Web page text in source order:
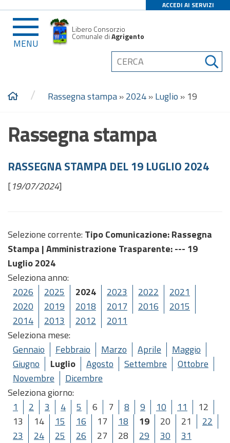
ACCEDI AI SERVIZI
MENU
Libero Consorzio
Comunale diAgrigento
/ Rassegna stampa»2024»Luglio » 19
Rassegna stampa
RASSEGNA STAMPA DEL 19 LUGLIO 2024
[19/07/2024]
Selezione corrente: Tipo Comunicazione: Rassegna
Stampa |Amministrazione Trasparente: --- 19
Luglio 2024
Seleziona anno:
2026
2025 2024 2023 2022
2021
2020
2019 2018 2017 2016
2015
2014
2013 2012
2011
Seleziona mese:
Gennaio
Febbraio Marzo Aprile
Maggio
Giugno
Luglio Agosto Settembre
Ottobre
Novembre
Dicembre
Seleziona giorno:
1
2 3 4 5 6 7 8 9 10 11
12
13
14 15 16 17 18 19 20 21
22
23
24 25 26 27 28 29 30 31